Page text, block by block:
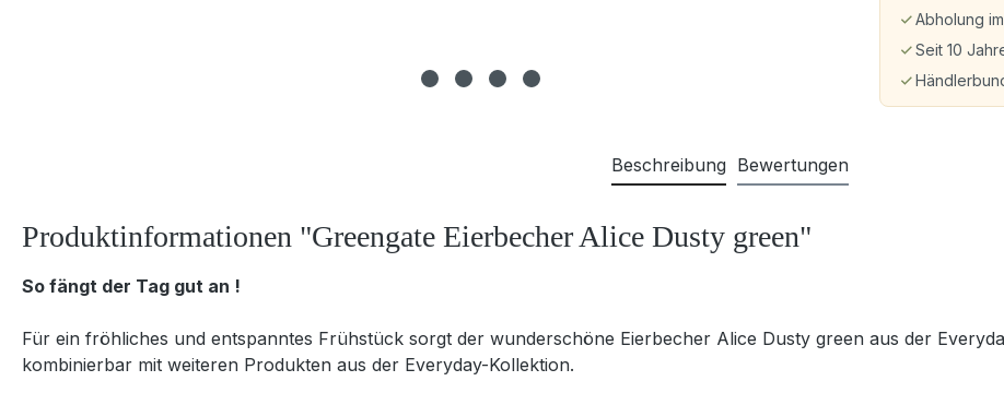
Abholung
Seit 10
Beschreibung Bewertungen
Produktinformationen "Greengate Eierbecher Alice Dusty green"
So fängt der Tag gut an !
Für ein fröhliches und entspanntes Frühstück sorgt der wunderschöne Eierbecher Alice Dusty green aus der
kombinierbar mit weiteren Produkten aus der Everyday-Kollektion.